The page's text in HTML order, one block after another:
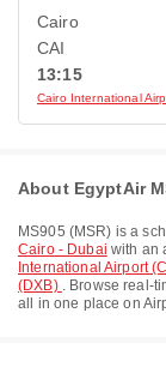
Cairo
CAI
13:15
Cairo International
About EgyptAir
MS905 (MSR) is a
Cairo - Dubai with an
International Airport
(DXB) . Browse real-
all in one place on